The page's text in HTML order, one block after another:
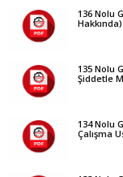
136 Nolu
Hakkında)
135 Nolu
Şiddetle
134 Nolu
Çalışma